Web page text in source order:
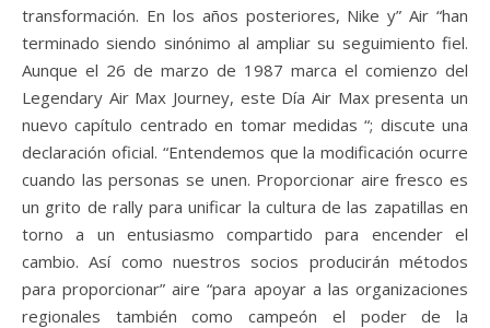
transformación. En los años posteriores, Nike y” Air “han
terminado siendo sinónimo al ampliar su seguimiento fiel.
Aunque el 26 de marzo de 1987 marca el comienzo del
Legendary Air Max Journey, este Día Air Max presenta un
nuevo capítulo centrado en tomar medidas “; discute una
declaración oficial. “Entendemos que la modificación ocurre
cuando las personas se unen. Proporcionar aire fresco es
un grito de rally para unificar la cultura de las zapatillas en
torno a un entusiasmo compartido para encender el
cambio. Así como nuestros socios producirán métodos
para proporcionar” aire “para apoyar a las organizaciones
regionales también como campeón el poder de la